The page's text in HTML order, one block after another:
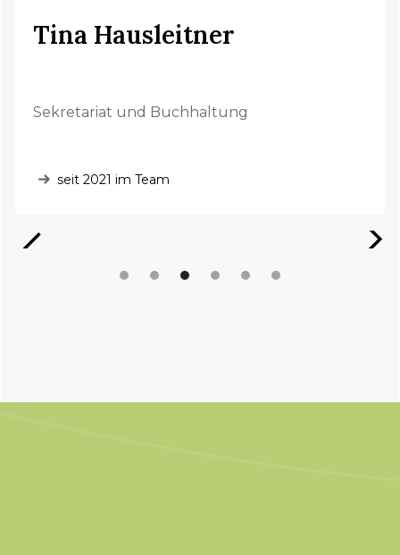
Tina Hausleitner
Sekretariat und Buchhaltung
seit 2021 im Team
Slide 3 of 6.